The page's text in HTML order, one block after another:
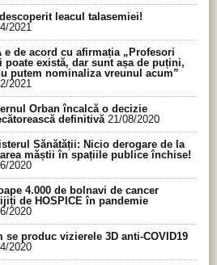
leacul talasemiei!
2021
e de acord cu afirmația „Profesori
poate există, dar sunt așa de puțini,
putem nominaliza vreunul acum”
2021
Orban încalcă o decizie
definitivă 21/08/2020
Sănătății: Nicio derogare de la
măștii în spațiile publice închise!
2020
4.000 de bolnavi de cancer
de HOSPICE în pandemie
2020
se produc vizierele 3D anti-COVID19
2020